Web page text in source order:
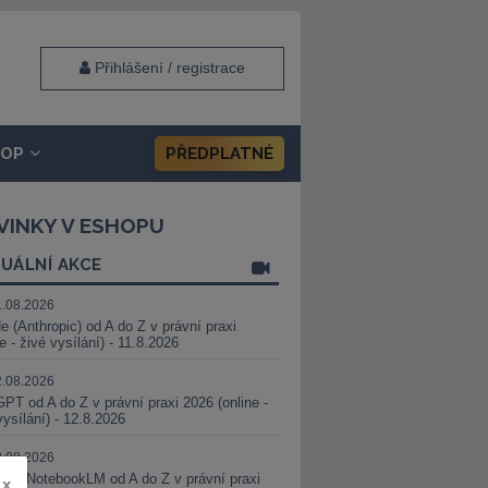
Přihlášení / registrace
PŘEDPLATNÉ
V ESHOPU
AKCE
(Anthropic) od A do Z v právní praxi
- živé vysílání) - 11.8.2026
od A do Z v právní praxi 2026 (online -
- 12.8.2026
a NotebookLM od A do Z v právní praxi
x